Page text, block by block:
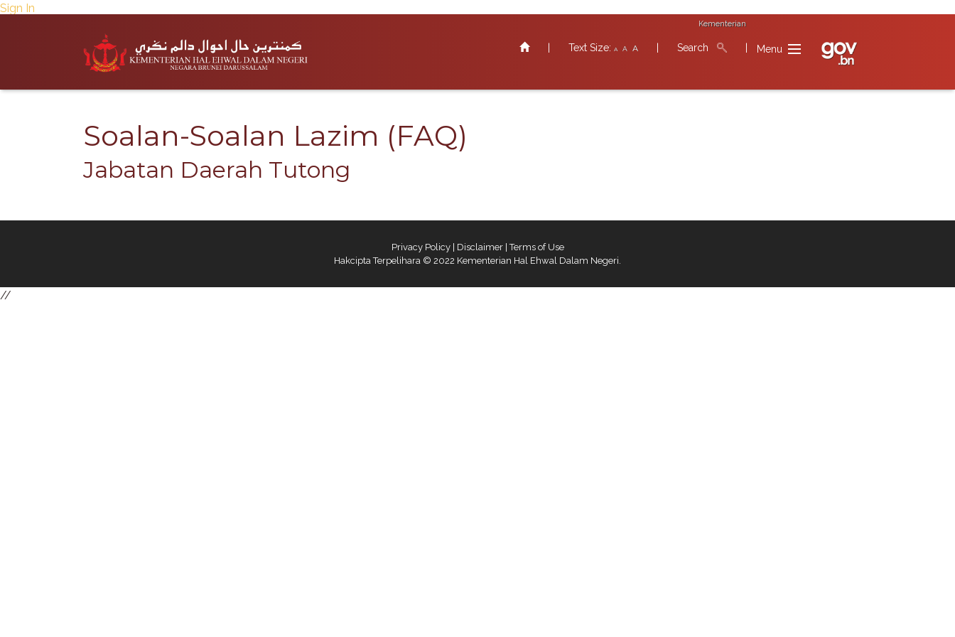
Sign In
Kementerian
Text Size: A A A Search
Soalan-Soalan Lazim (FAQ)​​
Jabatan Daerah Tutong​​​
Privacy Policy| Disclaimer|Terms of Use
Hakcipta Terpelihara © 2022 Kementerian Hal Ehwal Dalam Negeri.
//